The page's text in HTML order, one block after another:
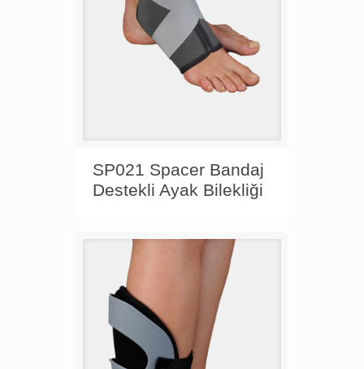
SP021 Spacer Bandaj
Destekli Ayak Bilekliği